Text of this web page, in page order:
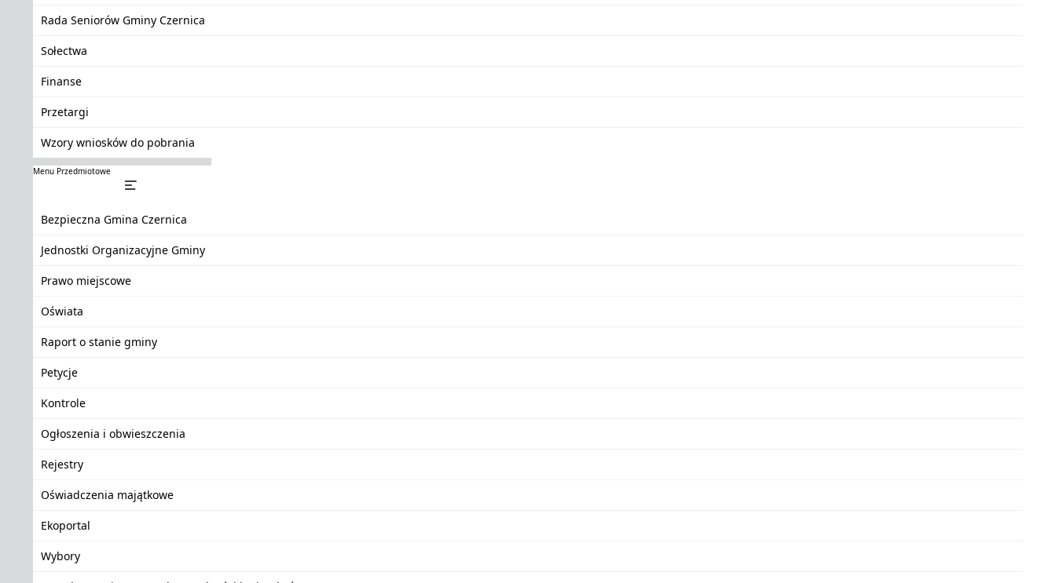
Rada Seniorów Gminy Czernica
Sołectwa
Finanse
Przetargi
Wzory wniosków do pobrania
Menu Przedmiotowe
Bezpieczna Gmina Czernica
Jednostki Organizacyjne Gminy
Prawo miejscowe
Oświata
Raport o stanie gminy
Petycje
Kontrole
Ogłoszenia i obwieszczenia
Rejestry
Oświadczenia majątkowe
Ekoportal
Wybory